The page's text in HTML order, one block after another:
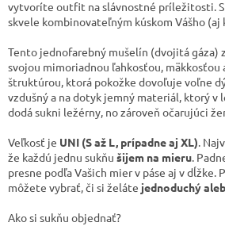
vytvoríte outfit na slávnostné príležitosti.
skvele kombinovateľným kúskom Vášho (aj
Tento jednofarebný mušelín (dvojitá gáza)
svojou mimoriadnou ľahkosťou, mäkkosťou
štruktúrou, ktorá pokožke dovoľuje voľne
vzdušný a na dotyk jemný materiál, ktorý v
dodá sukni ležérny, no zároveň očarujúci
Veľkosť je UNI (S až L, prípadne aj XL).
že každú jednu sukňu šijem na mieru.
presne podľa Vašich mier v páse aj v dĺžke.
môžete vybrať, či si želáte jednoduchý
Ako si sukňu objednať?